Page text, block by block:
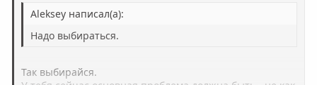
Aleksey написал(а):
Надо выбираться.
Так выбирайся.